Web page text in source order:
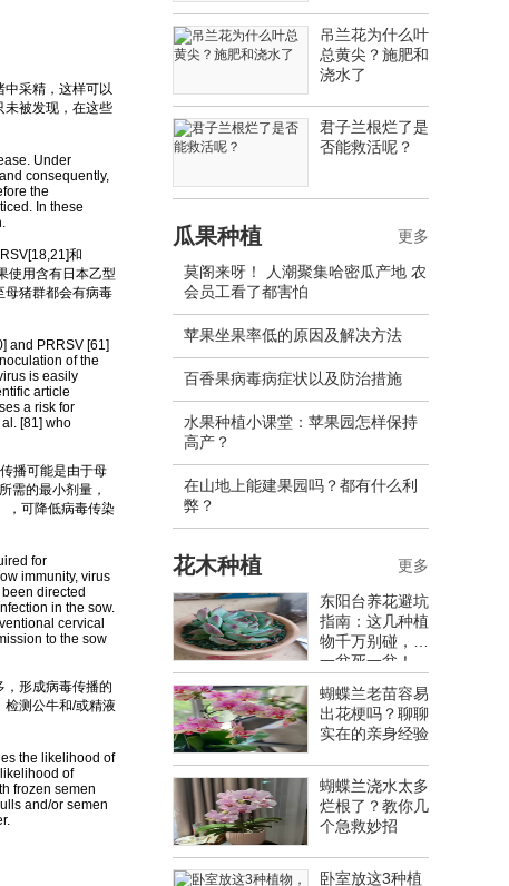
采精，这样可以
未被发现，在这些
Under
consequently,
the
In these
和
使用含有日本乙型
母猪群都会有病毒
and PRRSV [61]
of the
is easily
article
a risk for
[81] who
播可能是由于母
需的最小剂量，
，可降低病毒传染
for
immunity, virus
directed
in the sow.
cervical
to the sow
形成病毒传播的
检测公牛和/或精液
the likelihood of
of
frozen semen
and/or semen
吊兰花为什么叶
总黄尖？施肥和
浇水了
君子兰根烂了是
否能救活呢？
瓜果种植
莫阁来呀！ 人潮聚集哈密瓜产地 农
会员工看了都害怕
苹果坐果率低的原因及解决方法
百香果病毒病症状以及防治措施
水果种植小课堂：苹果园怎样保持
高产？
在山地上能建果园吗？都有什么利
弊？
更多
花木种植
东阳台养花避坑
指南：这几种植
物千万别碰，养
一盆死一盆！
蝴蝶兰老苗容易
出花梗吗？聊聊
实在的亲身经验
蝴蝶兰浇水太多
烂根了？教你几
个急救妙招
卧室放这3种植
更多